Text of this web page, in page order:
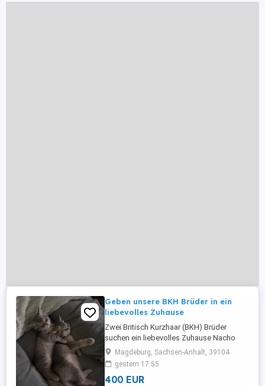
Geben unsere BKH Brüder in ein
liebevolles Zuhause
Zwei Britisch Kurzhaar (BKH) Brüder
suchen ein liebevolles Zuhause Nacho
und Teddy Unsere zwei wunderschönen
Britisch Kurzhaar (BKH) Brüder, geboren
am 15.03.2026, sind bereit, in ein neues,
liebevolles Zuhause umzuziehen. Die
Magdeburg, Sachsen-Anhalt, 39104
gestern 17:55
400 EUR